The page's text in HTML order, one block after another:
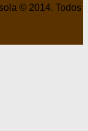
© 2014. Todos